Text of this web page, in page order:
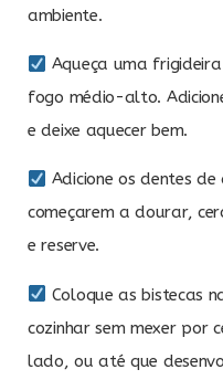
ambiente.
Aqueça uma
fogo médio-alto.
e deixe aquecer bem.
Adicione os dentes
começarem a dourar,
e reserve.
Coloque as bistecas
cozinhar sem mexer por
lado, ou até que